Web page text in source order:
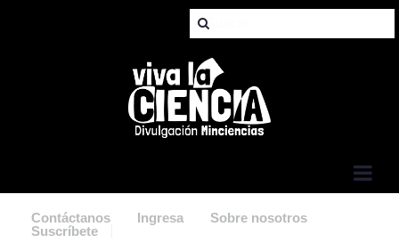
Contáctanos Ingresa
Sobre nosotros
Suscríbete